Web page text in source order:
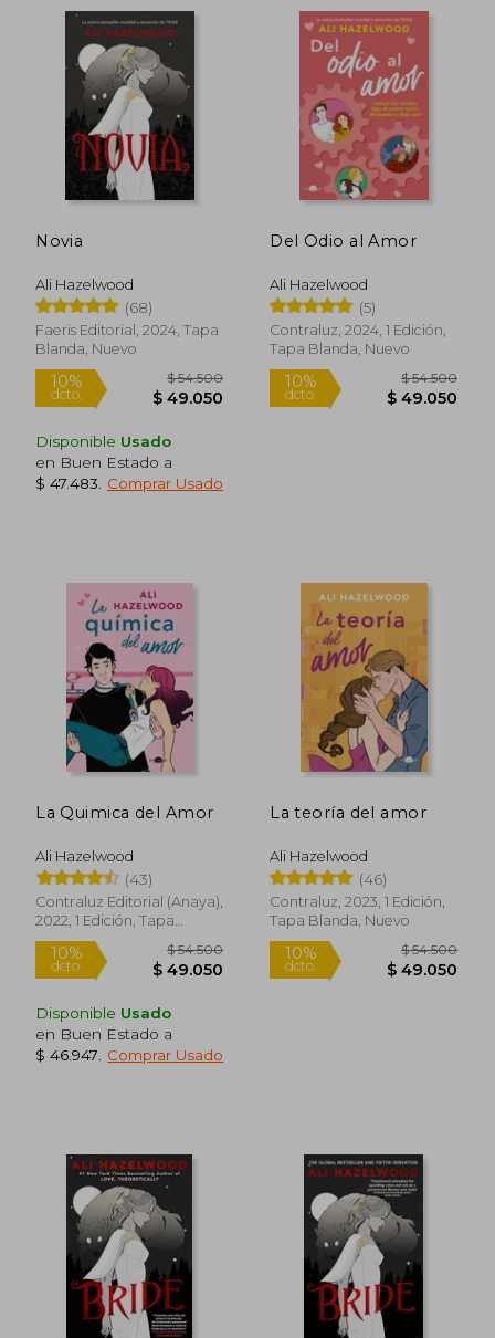
10%
dcto. $ 20.511
10%
dcto. $
Novia
Ali Hazelwood
(68)
Faeris Editorial, 2024, Tapa
Blanda, Nuevo
10%
dcto.
Disponible Usado
en Buen Estado a
$ 47.483
Comprar Usado
Del Odio al Amor
Ali Hazelwood
(5)
Contraluz, 2024, 1 Edición,
Tapa Blanda, Nuevo
10%
dcto.
La Quimica del Amor
Ali Hazelwood
(43)
Contraluz Editorial (Anaya),
2022, 1 Edición, Tapa
Blanda, Nuevo
Disponible Usado
en Buen Estado a
$ 46.947
Comprar Usado
La teoría del amor
Ali Hazelwood
(46)
Contraluz, 2023, 1 Edición,
Tapa Blanda, Nuevo